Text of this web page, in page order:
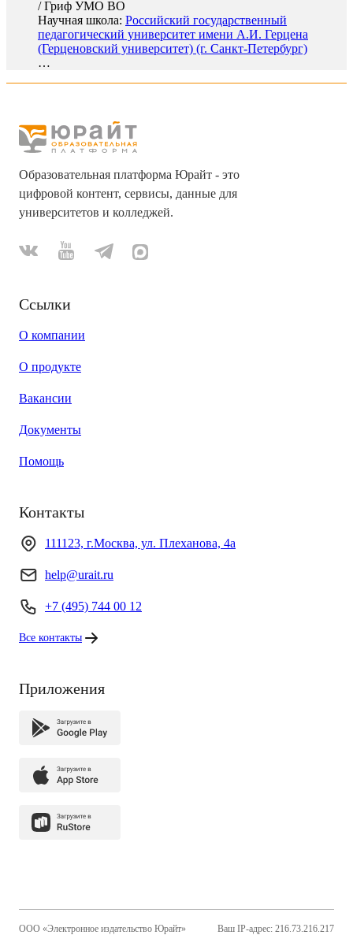
/Гриф УМО ВО
Научная школа: Российский государственный
педагогический университет имени А.И. Герцена
(Герценовский университет) (г. Санкт-Петербург)
…
Образовательная платформа Юрайт - это
цифровой контент, сервисы, данные для
университетов и колледжей.
Ссылки
О компании
О продукте
Вакансии
Документы
Помощь
Контакты
111123, г.Москва, ул. Плеханова, 4а
help@urait.ru
+7 (495) 744 00 12
Все контакты
Приложения
ООО «Электронное издательство Юрайт»
Ваш IP-адрес: 216.73.216.217